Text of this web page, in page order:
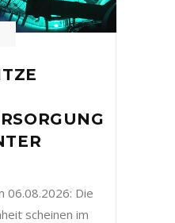
06.08.2026: Die
scheinen im